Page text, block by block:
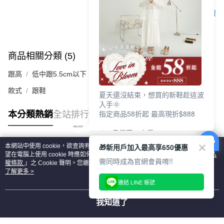
客服
商品相關分類 (5) 查看全部
跟高 低中跟5.5cm以下
款式 跟鞋
本分類熱銷全站排行
熱門標籤
本網站中使用 cookie，欲查詢有關本網站使用 cookie 方式之詳情，及若您不希
望在電腦上使用 cookie 時應如何變更電腦的 cookie 設定，請參閱本網站「
隱私
權條款 」之 Cookie 聲明。您繼續使用本網站即表示您同意本公司得按本網站使
用條款之 Cookie 聲明使用 cookie。
了解更多 >
我知道了
夏天還沒結束，想買的新鞋趁這波
入手🌞
指定商品58折起 最高現折$888
🎉 8月優惠一次看
①LINE購物最高10%回饋
②每周限定品現折200
③指定商品58折起 最高現折$888
上班鞋、休閒鞋、涼鞋一次逛齊
好搭、出遊好走、聚會也漂亮
🎁新用戶加入最高享650優惠
需同時成為官網會員唷!!
連結 LINE 帳號